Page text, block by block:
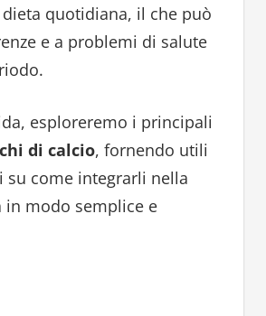
quotidiana, il che può
e a problemi di salute
esploreremo i principali
di calcio, fornendo utili
su come integrarli nella
in modo semplice e